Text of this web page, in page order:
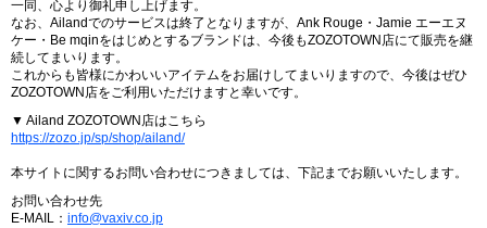
一同、心より御礼申し上げます。
なお、Ailandでのサービスは終了となりますが、Ank Rouge・Jamie エーエヌ
ケー・Be mqinをはじめとするブランドは、今後もZOZOTOWN店にて販売を継
続してまいります。
これからも皆様にかわいいアイテムをお届けしてまいりますので、今後はぜひ
ZOZOTOWN店をご利用いただけますと幸いです。
▼ Ailand ZOZOTOWN店はこちら
https://zozo.jp/sp/shop/ailand/
本サイトに関するお問い合わせにつきましては、下記までお願いいたします。
お問い合わせ先
E-MAIL： info@vaxiv.co.jp